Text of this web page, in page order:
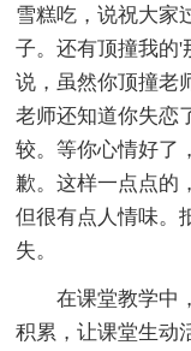
雪糕吃，说祝大家
子。还有顶撞我的'
说，虽然你顶撞老
老师还知道你失恋
较。等你心情好了
歉。这样一点点的
但很有点人情味。
失。
在课堂教学中，
积累，让课堂生动